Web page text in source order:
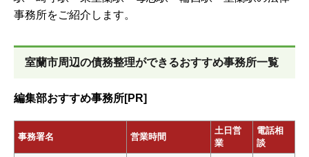
事務所をご紹介します。
室蘭市周辺の債務整理ができるおすすめ事務所一覧
編集部おすすめ事務所[PR]
事務署名 営業時間
土日営
業
電話相
談